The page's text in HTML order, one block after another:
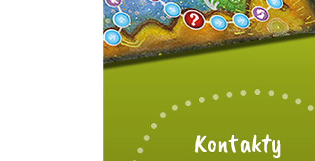
Kontakty